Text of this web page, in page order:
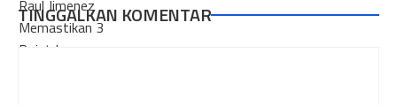
TINGGALKAN KOMENTAR